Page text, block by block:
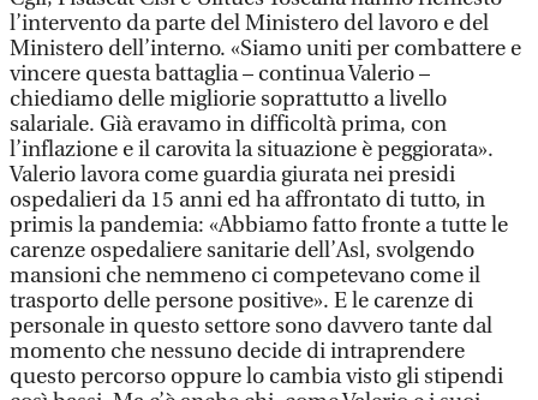
l’intervento da parte del Ministero del lavoro e del
Ministero dell’interno. «Siamo uniti per combattere e
vincere questa battaglia – continua Valerio –
chiediamo delle migliorie soprattutto a livello
salariale. Già eravamo in difficoltà prima, con
l’inflazione e il carovita la situazione è peggiorata».
Valerio lavora come guardia giurata nei presidi
ospedalieri da 15 anni ed ha affrontato di tutto, in
primis la pandemia: «Abbiamo fatto fronte a tutte le
carenze ospedaliere sanitarie dell’Asl, svolgendo
mansioni che nemmeno ci competevano come il
trasporto delle persone positive». E le carenze di
personale in questo settore sono davvero tante dal
momento che nessuno decide di intraprendere
questo percorso oppure lo cambia visto gli stipendi